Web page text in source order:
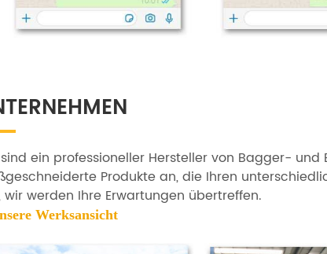
ein professioneller Hersteller von Bagger-
Produkte an, die Ihren
wir werden Ihre Erwartungen übertreffen.
Werksansicht